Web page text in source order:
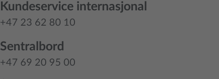
Kundeservice internasjonal
+47 23 62 80 10
Sentralbord
+47 69 20 95 00